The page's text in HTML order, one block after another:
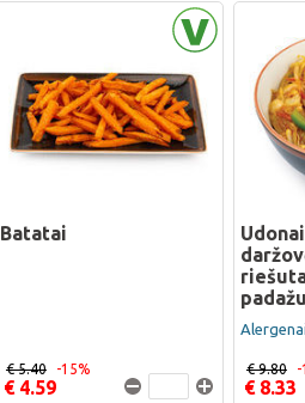
Batatai
€ 4.59
€ 5.40 -15%
padažu
€ 8.33
€ 9.80 -